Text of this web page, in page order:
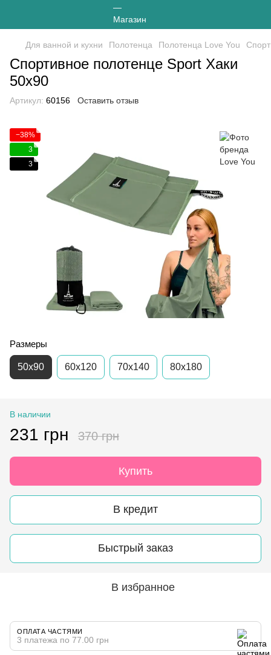
Для ванной и кухни Полотенца Полотенца Love You
Спортивное полотенце Sport Хаки
50х90
Артикул: 60156 Оставить отзыв
−38%
3
3
Размеры
50х90 60х120 70х140 80х180
В наличии
231 грн 370 грн
Купить
В кредит
Быстрый заказ
В избранное
ОПЛАТА ЧАСТЯМИ
3 платежа по 77.00 грн